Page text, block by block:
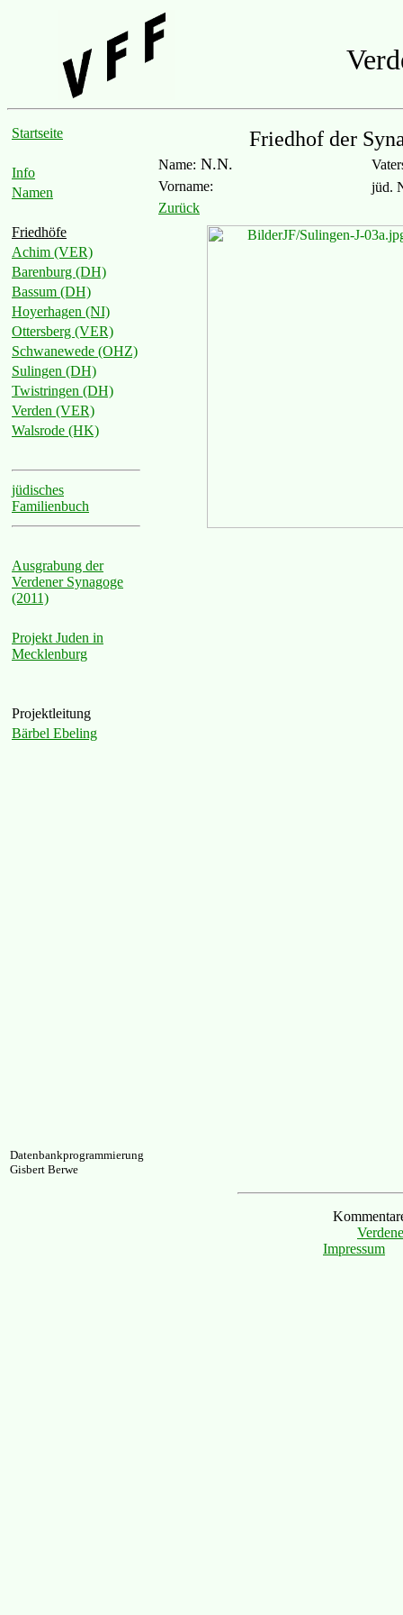
Startseite
Info
Namen
Friedhöfe
Achim (VER)
Barenburg (DH)
Bassum (DH)
Hoyerhagen (NI)
Ottersberg (VER)
Schwanewede (OHZ)
Sulingen (DH)
Twistringen (DH)
Verden (VER)
Walsrode (HK)
jüdisches
Familienbuch
Ausgrabung der
Verdener Synagoge
(2011)
Projekt Juden in
Mecklenburg
Projektleitung
Bärbel Ebeling
Friedhof der
Name: N.N.
Vorname:
jüd.
Zurück
Datenbankprogrammierung
Gisbert Berwe
Impressum